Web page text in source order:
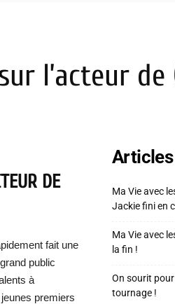
l’acteur de
DE
fait une
public
à
premiers
Ma Vie avec
Jackie fini en
Ma Vie avec
la fin !
On sourit pour
tournage !